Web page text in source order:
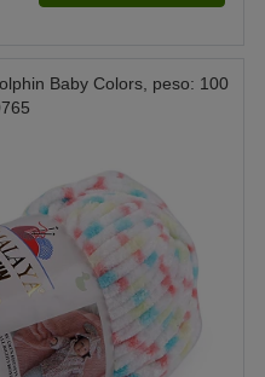
Baby Colors, peso: 100